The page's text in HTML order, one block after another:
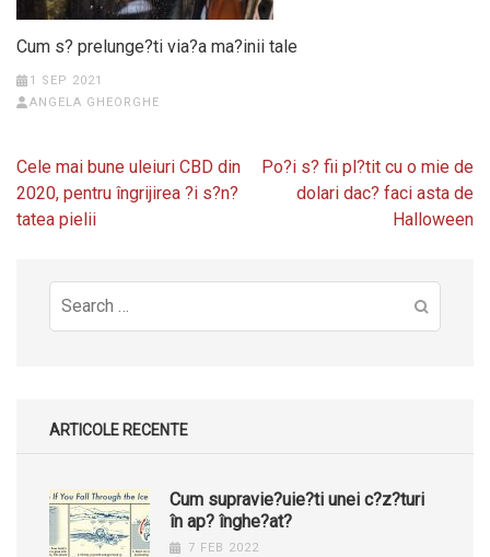
Cum s? prelunge?ti via?a ma?inii tale
1 SEP 2021
ANGELA GHEORGHE
Post
navigation
Cele mai bune uleiuri CBD din
2020, pentru îngrijirea ?i s?n?
tatea pielii
Po?i s? fii pl?tit cu o mie de
dolari dac? faci asta de
Halloween
Search
for:
ARTICOLE RECENTE
Cum supravie?uie?ti unei c?z?turi
în ap? înghe?at?
7 FEB 2022